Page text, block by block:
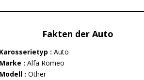
Fakten der Auto
Karosserietyp : Auto
Marke : Alfa Romeo
Modell : Other